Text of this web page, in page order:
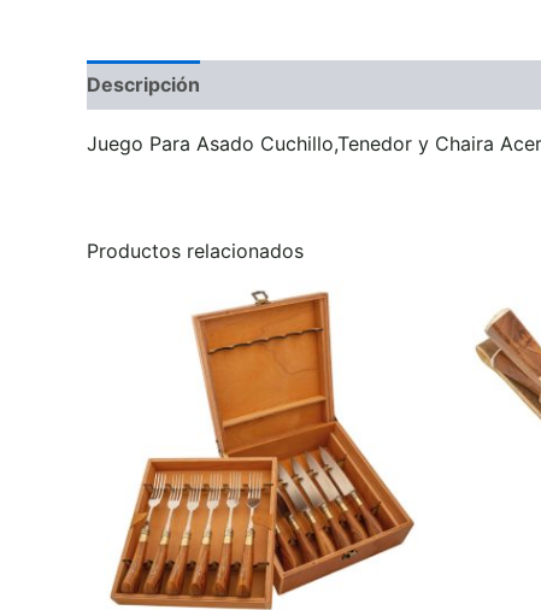
Descripción
Juego Para Asado Cuchillo,Tenedor y Chaira
Productos relacionados